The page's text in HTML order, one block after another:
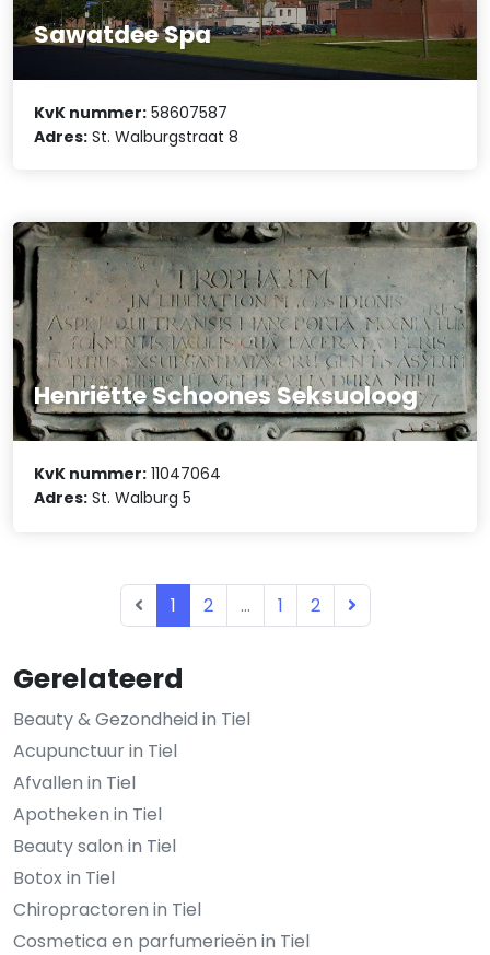
Gerelateerd
Beauty & Gezondheid in Tiel
Acupunctuur in Tiel
Afvallen in Tiel
Apotheken in Tiel
Beauty salon in Tiel
Botox in Tiel
Chiropractoren in Tiel
Cosmetica en parfumerieën in Tiel
Sawatdee Spa
KvK nummer: 58607587
Adres: St. Walburgstraat 8
Henriëtte Schoones Seksuoloog
KvK nummer: 11047064
Adres: St. Walburg 5
1 2 ... 1 2